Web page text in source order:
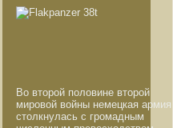
Во второй половине второй
мировой войны немецкая армия
столкнулась с громадным